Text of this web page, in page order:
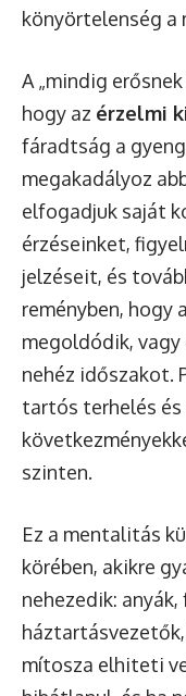
könyörtelenség a
A „mindig
hogy az érzelmi
fáradtság a
megakadályoz
elfogadjuk saját
érzéseinket,
jelzéseit, és
reményben, hogy
megoldódik, vagy
nehéz időszakot.
tartós terhelés és
szinten.
Ez a mentalitás
körében, akikre
nehezedik:
háztartásvezetők,
mítosza elhiteti